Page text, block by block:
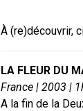
À (re)découvrir,
LA FLEUR DU
France | 2003 |
A la fin de la